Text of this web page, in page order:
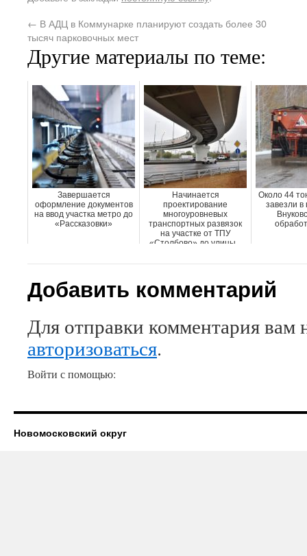
← В АДЦ в Коммунарке планируют создать более 30
тысяч парковочных мест
Другие материалы по теме:
Завершается
оформление документов
на ввод участка метро до
«Рассказовки»
Начинается
проектирование
многоуровневых
транспортных развязок
на участке от ТПУ
«Столбово» до улицы...
Около 44
завезли в
Добавить комментарий
Для отправки комментария вам
авторизоваться.
Войти с помощью:
Новомосковский округ